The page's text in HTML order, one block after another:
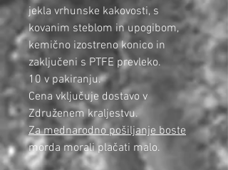
jekla vrhunske kakovosti, s
kovanim steblom in upogibom,
kemično izostreno konico in
zaključeni s PTFE prevleko.
10 v pakiranju.
Cena vključuje dostavo v
Združenem kraljestvu.
Za mednarodno pošiljanje boste
morda morali plačati malo.